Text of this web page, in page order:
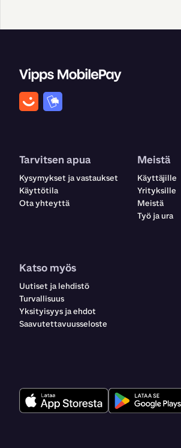
Tarvitsen apua
Kysymykset ja vastaukset
Käyttötila
Ota yhteyttä
Meistä
Käyttäjille
Yrityksille
Meistä
Työ ja ura
Katso myös
Uutiset ja lehdistö
Turvallisuus
Yksityisyys ja ehdot
Saavutettavuusseloste